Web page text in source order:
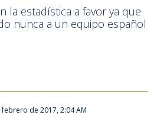
la estadística a favor ya que
nunca a un equipo español
de 2017, 2:04 AM